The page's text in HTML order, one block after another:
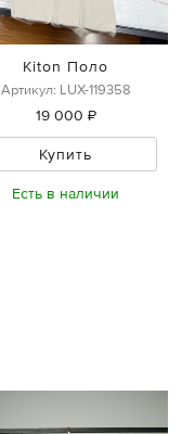
Kiton Поло
Артикул: LUX-119358
19 000 ₽
Купить
Есть в наличии